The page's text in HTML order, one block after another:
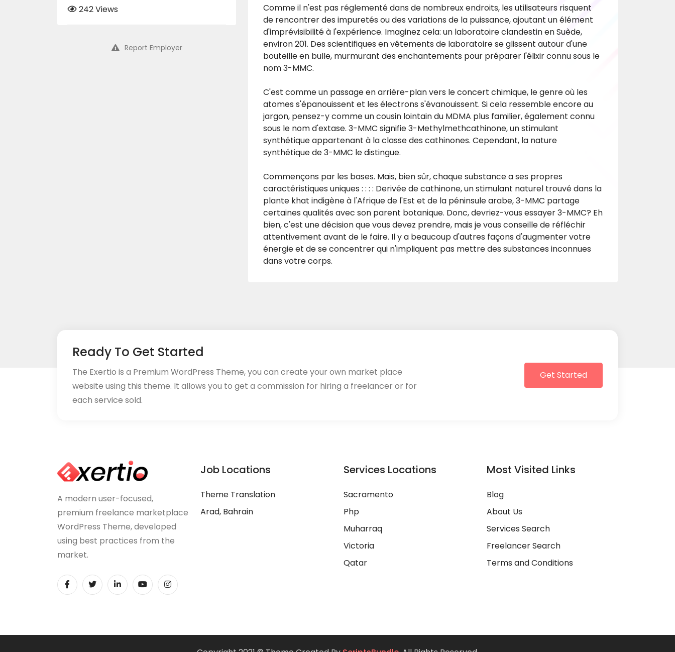
242 Views
Report Employer
Comme il n'est pas réglementé dans de nombreux endroits, les utilisateurs risquent
de rencontrer des impuretés ou des variations de la puissance, ajoutant un élément
d'imprévisibilité à l'expérience. Imaginez cela: un laboratoire clandestin en Suède,
environ 201. Des scientifiques en vêtements de laboratoire se glissent autour d'une
bouteille en bulle, murmurant des enchantements pour préparer l'élixir connu sous le
nom 3-MMC.
C'est comme un passage en arrière-plan vers le concert chimique, le genre où les
atomes s'épanouissent et les électrons s'évanouissent. Si cela ressemble encore au
jargon, pensez-y comme un cousin lointain du MDMA plus familier, également connu
sous le nom d'extase. 3-MMC signifie 3-Methylmethcathinone, un stimulant
synthétique appartenant à la classe des cathinones. Cependant, la nature
synthétique de 3-MMC le distingue.
Commençons par les bases. Mais, bien sûr, chaque substance a ses propres
caractéristiques uniques : : : : Derivée de cathinone, un stimulant naturel trouvé dans la
plante khat indigène à l'Afrique de l'Est et de la péninsule arabe, 3-MMC partage
certaines qualités avec son parent botanique. Donc, devriez-vous essayer 3-MMC? Eh
bien, c'est une décision que vous devez prendre, mais je vous conseille de réfléchir
attentivement avant de le faire. Il y a beaucoup d'autres façons d'augmenter votre
énergie et de se concentrer qui n'impliquent pas mettre des substances inconnues
dans votre corps.
Ready To Get Started
The Exertio is a Premium WordPress Theme, you can create your own market place
website using this theme. It allows you to get a commission for hiring a freelancer or for
each service sold.
Get Started
A modern user-focused,
premium freelance marketplace
WordPress Theme, developed
using best practices from the
market.
Job Locations
Theme Translation
Arad, Bahrain
Services Locations
Sacramento
Php
Muharraq
Victoria
Qatar
Most Visited Links
Blog
About Us
Services Search
Freelancer Search
Terms and Conditions